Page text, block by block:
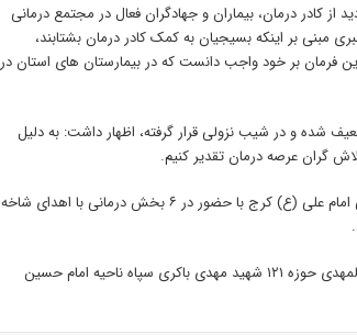
کادر درمان، بیماران و جهادگران فعال در مجتمع درمانی
مبنی بر اینکه بسیجیان به کمک کادر درمان بشتابند،
فرمان بر خود واجب دانست که در بیمارستان های استان در
شده و در شیب نزولی قرار گرفته، اظهار داشت: به دلیل
گران عرصه درمان تقدیر کنیم.
طلاب بسیجی و حوزوی امروز با حضور در مجتمع درمانی امام علی (ع) کرج با حضور در ۶ بخش درمانی با اهدای شاخه
مراسم تقدیر از کادر درمان با همکاری گروه جهادی انصارالمهدی حوزه ۱۲۱ شهید مهدی باکری سپاه ناحیه امام حسین